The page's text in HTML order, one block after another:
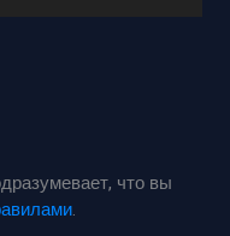
что вы
.